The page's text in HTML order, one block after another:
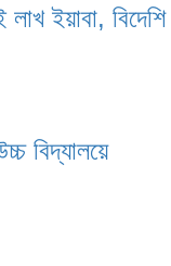
ইয়াবা, বিদেশি
বিদ্যালয়ে